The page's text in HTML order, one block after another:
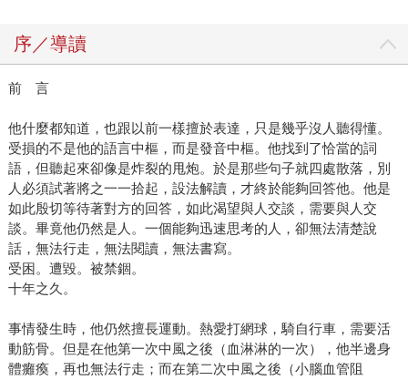
序／導讀
前 言
他什麼都知道，也跟以前一樣擅於表達，只是幾乎沒人聽得懂。
受損的不是他的語言中樞，而是發音中樞。他找到了恰當的詞
語，但聽起來卻像是炸裂的甩炮。於是那些句子就四處散落，別
人必須試著將之一一拾起，設法解讀，才終於能夠回答他。他是
如此殷切等待著對方的回答，如此渴望與人交談，需要與人交
談。畢竟他仍然是人。一個能夠迅速思考的人，卻無法清楚說
話，無法行走，無法閱讀，無法書寫。
受困。遭毀。被禁錮。
十年之久。
事情發生時，他仍然擅長運動。熱愛打網球，騎自行車，需要活
動筋骨。但是在他第一次中風之後（血淋淋的一次），他半邊身
體癱瘓，再也無法行走；而在第二次中風之後（小腦血管阻